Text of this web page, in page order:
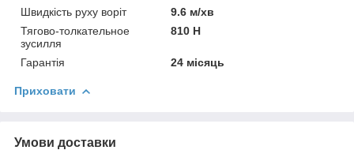
Швидкість руху воріт
9.6 м/хв
Тягово-толкательное
зусилля
810 Н
Гарантія 24 місяць
Приховати
Умови доставки